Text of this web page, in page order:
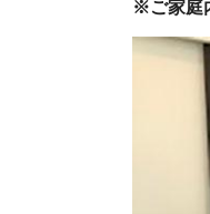
※ご家庭